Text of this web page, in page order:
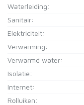
Waterleiding:
Sanitair:
Elektriciteit:
Verwarming:
Verwarmd water:
Isolatie:
Internet:
Rolluiken: